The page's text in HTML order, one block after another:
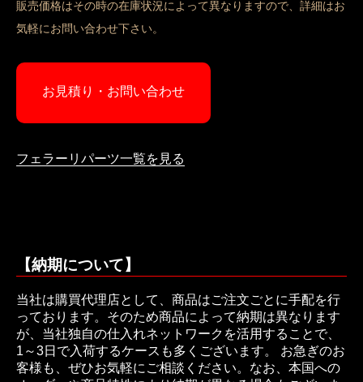
販売価格はその時の在庫状況によって異なりますので、詳細はお
気軽にお問い合わせ下さい。
お見積り・お問い合わせ
フェラーリパーツ一覧を見る
【納期について】
当社は購買代理店として、商品はご注文ごとに手配を行
っております。そのため商品によって納期は異なります
が、当社独自の仕入れネットワークを活用することで、
1～3日で入荷するケースも多くございます。 お急ぎのお
客様も、ぜひお気軽にご相談ください。なお、本国への